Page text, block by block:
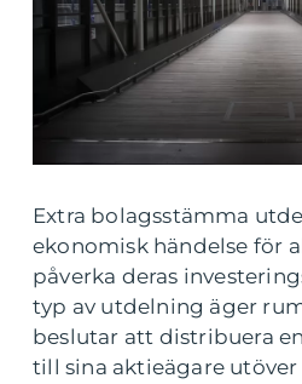
Extra bolagsstämma
ekonomisk händelse för
påverka deras
typ av utdelning äger
beslutar att distribuera
till sina aktieägare